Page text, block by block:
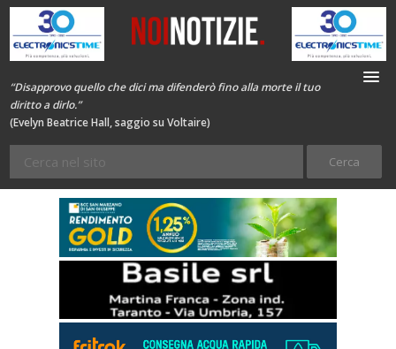
“Disapprovo quello che dici ma difenderò fino alla morte il tuo
diritto a dirlo.”
(Evelyn Beatrice Hall, saggio su Voltaire)